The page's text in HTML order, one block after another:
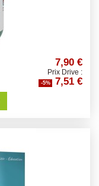
7,90 €
Prix Drive :
-5% 7,51 €